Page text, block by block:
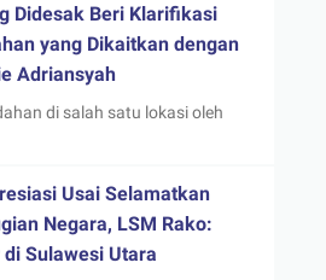
Didesak Beri Klarifikasi
yang Dikaitkan dengan
Adriansyah
di salah satu lokasi oleh
Usai Selamatkan
Negara, LSM Rako:
Sulawesi Utara